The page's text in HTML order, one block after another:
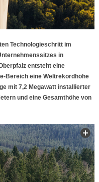
Technologieschritt im
in
entsteht eine
Bereich eine Weltrekordhöhe
mit 7,2 Megawatt installierter
und eine Gesamthöhe von